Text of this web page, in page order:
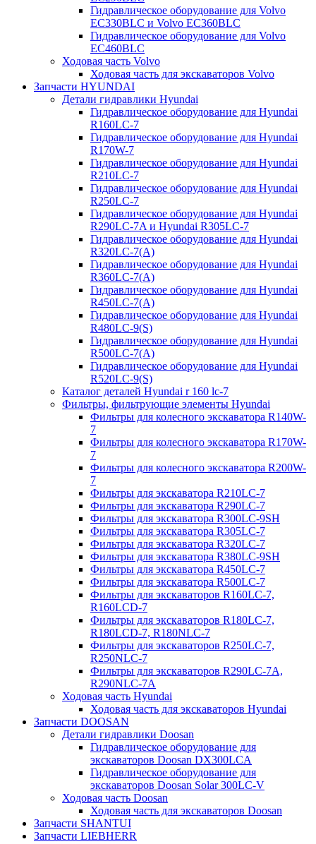
Гидравлическое оборудование для Volvo
EC330BLC и Volvo EC360BLC
Гидравлическое оборудование для Volvo
EC460BLC
Ходовая часть Volvo
Ходовая часть для экскаваторов Volvo
Запчасти HYUNDAI
Детали гидравлики Hyundai
Гидравлическое оборудование для Hyundai
R160LC-7
Гидравлическое оборудование для Hyundai
R170W-7
Гидравлическое оборудование для Hyundai
R210LC-7
Гидравлическое оборудование для Hyundai
R250LC-7
Гидравлическое оборудование для Hyundai
R290LC-7A и Hyundai R305LC-7
Гидравлическое оборудование для Hyundai
R320LC-7(A)
Гидравлическое оборудование для Hyundai
R360LC-7(A)
Гидравлическое оборудование для Hyundai
R450LC-7(A)
Гидравлическое оборудование для Hyundai
R480LC-9(S)
Гидравлическое оборудование для Hyundai
R500LC-7(A)
Гидравлическое оборудование для Hyundai
R520LC-9(S)
Каталог деталей Hyundai r 160 lc-7
Фильтры, фильтрующие элементы Hyundai
Фильтры для колесного экскаватора R140W-
7
Фильтры для колесного экскаватора R170W-
7
Фильтры для колесного экскаватора R200W-
7
Фильтры для экскаватора R210LC-7
Фильтры для экскаватора R290LC-7
Фильтры для экскаватора R300LC-9SH
Фильтры для экскаватора R305LC-7
Фильтры для экскаватора R320LC-7
Фильтры для экскаватора R380LC-9SH
Фильтры для экскаватора R450LC-7
Фильтры для экскаватора R500LC-7
Фильтры для экскаваторов R160LC-7,
R160LCD-7
Фильтры для экскаваторов R180LC-7,
R180LCD-7, R180NLC-7
Фильтры для экскаваторов R250LC-7,
R250NLC-7
Фильтры для экскаваторов R290LC-7A,
R290NLC-7A
Ходовая часть Hyundai
Ходовая часть для экскаваторов Hyundai
Запчасти DOOSAN
Детали гидравлики Doosan
Гидравлическое оборудование для
экскаваторов Doosan DX300LCA
Гидравлическое оборудование для
экскаваторов Doosan Solar 300LC-V
Ходовая часть Doosan
Ходовая часть для экскаваторов Doosan
Запчасти SHANTUI
Запчасти LIEBHERR